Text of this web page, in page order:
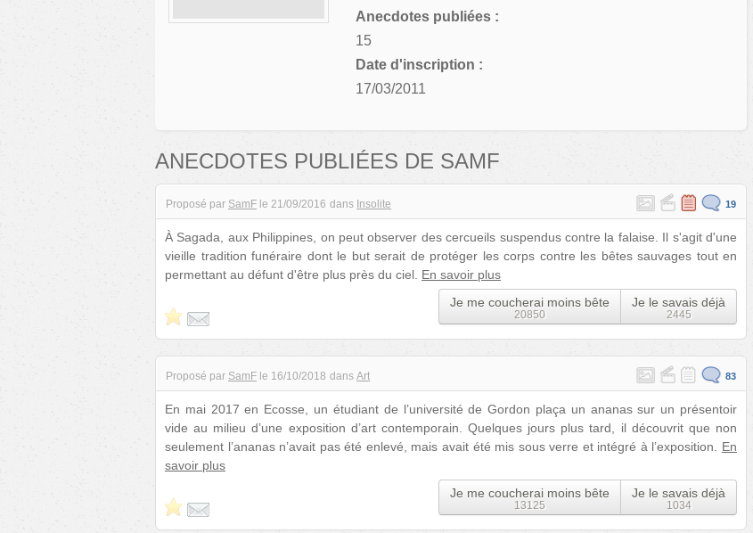
Anecdotes publiées :
15
Date d'inscription :
17/03/2011
ANECDOTES PUBLIÉES DE SAMF
Proposé par SamF le 21/09/2016 dans Insolite 19
À Sagada, aux Philippines, on peut observer des cercueils suspendus contre la falaise. Il s'agit d'une
vieille tradition funéraire dont le but serait de protéger les corps contre les bêtes sauvages tout en
permettant au défunt d'être plus près du ciel. En savoir plus
Je me coucherai moins bête
20850
Je le savais déjà
2445
Proposé par SamF le 16/10/2018 dans Art 83
En mai 2017 en Ecosse, un étudiant de l’université de Gordon plaça un ananas sur un présentoir
vide au milieu d’une exposition d’art contemporain. Quelques jours plus tard, il découvrit que non
seulement l’ananas n’avait pas été enlevé, mais avait été mis sous verre et intégré à l’exposition. En
savoir plus
Je me coucherai moins bête
13125
Je le savais déjà
1034